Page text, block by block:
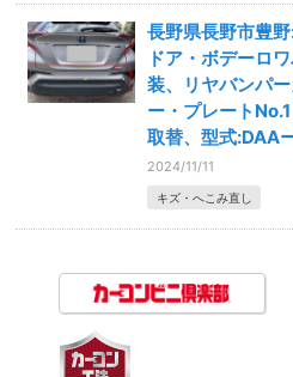
長野県長野市豊
ドア・ボデーロ
装、リヤバンパ
ー・プレート
取替、型式:DAA
2024/11/11
キズ・へこみ直し